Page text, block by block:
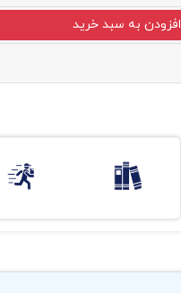
افزودن به سبد خرید